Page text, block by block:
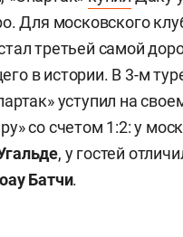
Для московского
третьей самой
в истории. В 3-м
уступил на
со счетом 1:2: у
, у гостей
Батчи.